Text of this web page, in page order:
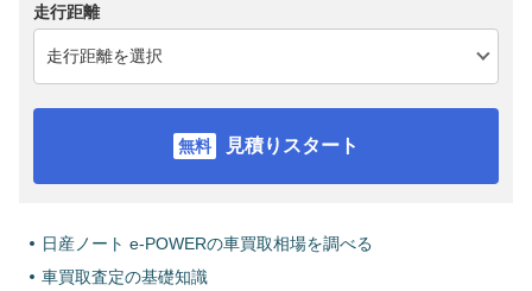
走行距離
見積りスタート
日産ノート e-POWERの車買取相場を調べる
車買取査定の基礎知識